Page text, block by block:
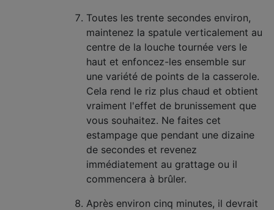
Toutes les trente secondes environ,
maintenez la spatule verticalement au
centre de la louche tournée vers le
haut et enfoncez-les ensemble sur
une variété de points de la casserole.
Cela rend le riz plus chaud et obtient
vraiment l'effet de brunissement que
vous souhaitez. Ne faites cet
estampage que pendant une dizaine
de secondes et revenez
immédiatement au grattage ou il
commencera à brûler.
Après environ cinq minutes, il devrait